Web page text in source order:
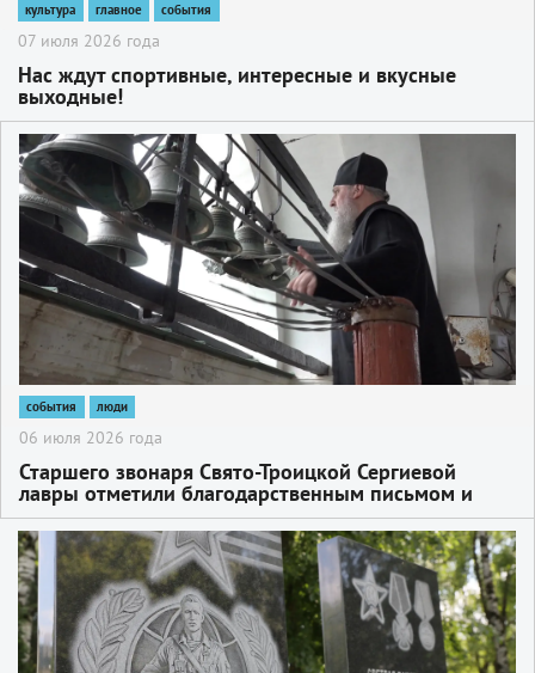
культура главное события
07 июля 2026 года
Нас ждут спортивные, интересные и вкусные
выходные!
2
события люди
06 июля 2026 года
Старшего звонаря Свято-Троицкой Сергиевой
лавры отметили благодарственным письмом и
почётной грамотой
2